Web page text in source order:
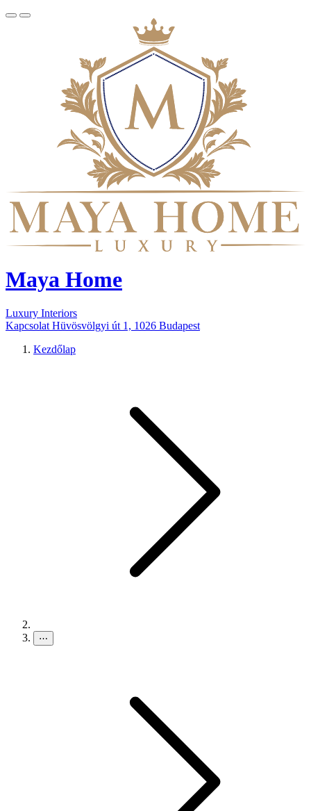
Maya Home
Luxury Interiors
Kapcsolat Hüvösvölgyi út 1, 1026 Budapest
Kezdőlap
⋯